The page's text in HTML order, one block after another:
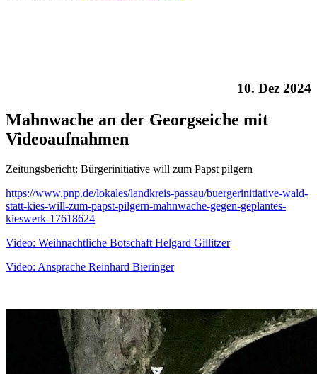
10. Dez 2024
Mahnwache an der Georgseiche mit
Videoaufnahmen
Zeitungsbericht: Bürgerinitiative will zum Papst pilgern
https://www.pnp.de/lokales/landkreis-passau/buergerinitiative-wald-
statt-kies-will-zum-papst-pilgern-mahnwache-gegen-geplantes-
kieswerk-17618624
Video: Weihnachtliche Botschaft Helgard Gillitzer
Video: Ansprache Reinhard Bieringer